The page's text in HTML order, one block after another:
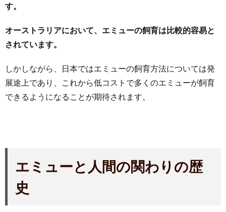
す。
オーストラリアにおいて、エミューの飼育は比較的容易と
されています。
しかしながら、日本ではエミューの飼育方法については発
展途上であり、これから低コストで多くのエミューが飼育
できるようになることが期待されます。
エミューと人間の関わりの歴
史